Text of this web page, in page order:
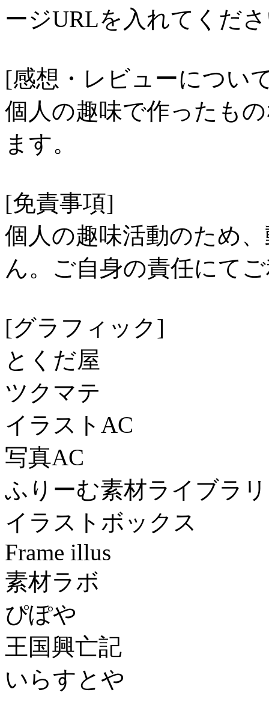
ージURLを入れてくだ
[感想・レビューについ
個人の趣味で作ったも
ます。
[免責事項]
個人の趣味活動のため
ん。ご自身の責任にて
[グラフィック]
とくだ屋
ツクマテ
イラストAC
写真AC
ふりーむ素材ライブ
イラストボックス
Frame illus
素材ラボ
ぴぽや
王国興亡記
いらすとや